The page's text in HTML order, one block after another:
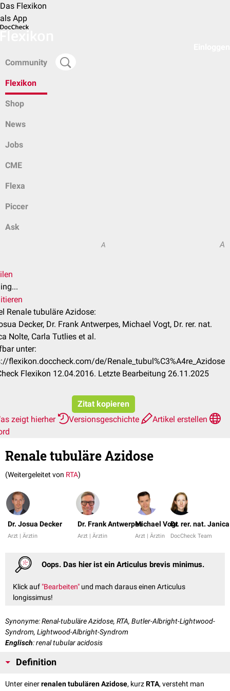
Das Flexikon
als App
Community
Flexikon
Shop
News
Jobs
CME
Flexa
Piccer
Ask
A A
Renale tubuläre Azidose:
Decker, Dr. Frank Antwerpes, Michael Vogt, Dr. rer. nat.
Nolte, Carla Tutlies et al.
unter:
flexikon.doccheck.com/de/Renale_tubul%C3%A4re_Azidose
Flexikon 12.04.2016. Letzte Bearbeitung 26.11.2025
Zitat kopieren
zeigt hierher
Versionsgeschichte
Artikel erstellen
Renale tubuläre Azidose
(Weitergeleitet von RTA)
Dr. Josua Decker
Arzt | Ärztin
Dr. Frank Antwerpes
Arzt | Ärztin
Michael Vogt
Arzt | Ärztin
Dr. rer. nat.
DocCheck Team
Oops. Das hier ist ein Articulus brevis minimus.
Klick auf "Bearbeiten" und mach daraus einen Articulus
longissimus!
Synonyme: Renal-tubuläre Azidose, RTA, Butler-Albright-Lightwood-
Syndrom, Lightwood-Albright-Syndrom
Englisch: renal tubular acidosis
Definition
Unter einerrenalen tubulären Azidose, kurzRTA, versteht man